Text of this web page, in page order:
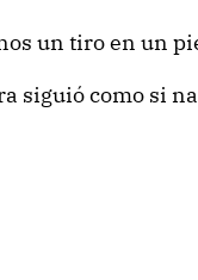
un tiro en un
siguió como si